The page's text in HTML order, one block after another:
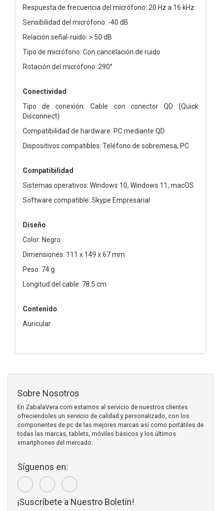
Respuesta de frecuencia del micrófono: 20 Hz a 16 kHz
Sensibilidad del micrófono: -40 dB
Relación señal-ruido: > 50 dB
Tipo de micrófono: Con cancelación de ruido
Rotación del micrófono: 290°
Conectividad
Tipo de conexión: Cable con conector QD (Quick
Disconnect)
Compatibilidad de hardware: PC mediante QD
Dispositivos compatibles: Teléfono de sobremesa, PC
Compatibilidad
Sistemas operativos: Windows 10, Windows 11, macOS
Software compatible: Skype Empresarial
Diseño
Color: Negro
Dimensiones: 111 x 149 x 67 mm
Peso: 74 g
Longitud del cable: 78.5 cm
Contenido
Auricular
Sobre Nosotros
En ZabalaVera.com estamos al servicio de nuestros clientes
ofreciendoles un servicio de calidad y personalizado, con los
componentes de pc de las mejores marcas así como portátiles de
todas las marcas, tablets, móviles básicos y los últimos
smartphones del mercado.
Síguenos en:
¡Suscríbete a Nuestro Boletín!